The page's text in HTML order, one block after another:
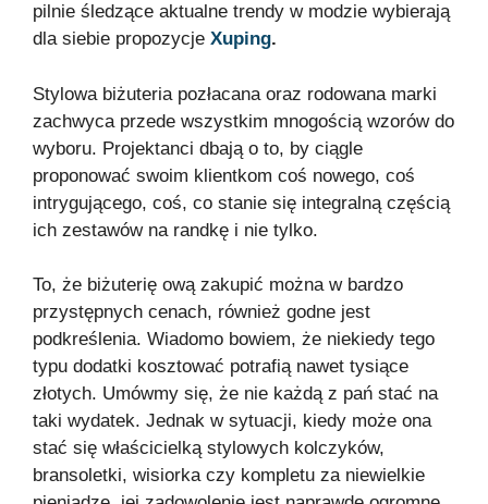
pilnie śledzące aktualne trendy w modzie wybierają
dla siebie propozycje Xuping.
Stylowa biżuteria pozłacana oraz rodowana marki
zachwyca przede wszystkim mnogością wzorów do
wyboru. Projektanci dbają o to, by ciągle
proponować swoim klientkom coś nowego, coś
intrygującego, coś, co stanie się integralną częścią
ich zestawów na randkę i nie tylko.
To, że biżuterię ową zakupić można w bardzo
przystępnych cenach, również godne jest
podkreślenia. Wiadomo bowiem, że niekiedy tego
typu dodatki kosztować potrafią nawet tysiące
złotych. Umówmy się, że nie każdą z pań stać na
taki wydatek. Jednak w sytuacji, kiedy może ona
stać się właścicielką stylowych kolczyków,
bransoletki, wisiorka czy kompletu za niewielkie